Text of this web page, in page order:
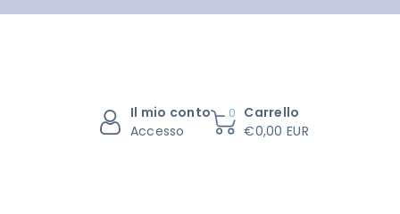
Il mio conto
Accesso
0
Carrello
€0,00 EUR